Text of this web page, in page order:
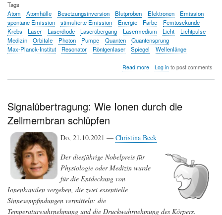
Tags
Atom
Atomhülle Besetzungsinversion Blutproben Elektronen
Emission
spontane Emission
stimulierte Emission Energie Farbe
Femtosekunde
Krebs
Laser Laserdiode Laserübergang Lasermedium Licht
Lichtpulse
Medizin
Orbitale Photon Pumpe Quanten
Quantensprung
Max-Planck-Institut
Resonator Röntgenlaser Spiegel Wellenlänge
Read moreabout
dem
unzähligen
Anwendungsmöglichkeiten
Log into post comments
Signalübertragung: Wie Ionen durch die
Zellmembran schlüpfen
Do, 21.10.2021 — Christina Beck
Der diesjährige Nobelpreis für
Physiologie oder Medizin wurde
für die Entdeckung von
Ionenkanälen vergeben, die zwei essentielle
Sinnesempfindungen vermitteln: die
Temperaturwahrnehmung und die Druckwahrnehmung des Körpers.